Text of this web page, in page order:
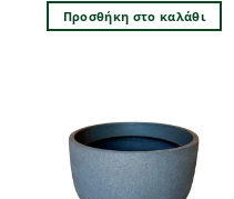
Προσθήκη στο καλάθι